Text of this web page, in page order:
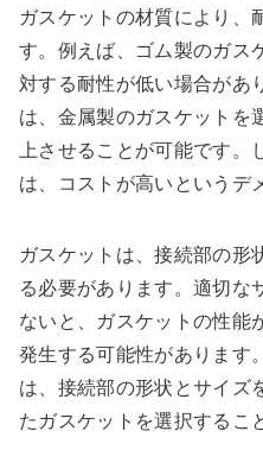
ガスケットの材質により、
す。例えば、ゴム製のガス
対する耐性が低い場合があ
は、金属製のガスケットを
上させることが可能です。
は、コストが高いというデ
ガスケットは、接続部の形
る必要があります。適切な
ないと、ガスケットの性能
発生する可能性があります
は、接続部の形状とサイズ
たガスケットを選択するこ